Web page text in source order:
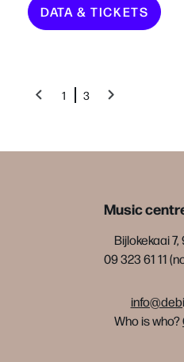
DATA & TICKETS
1 3
Music
Bijlokekaai
09 323 61 11
Who is who?